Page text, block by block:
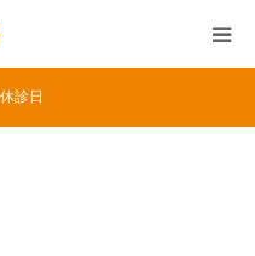
診日